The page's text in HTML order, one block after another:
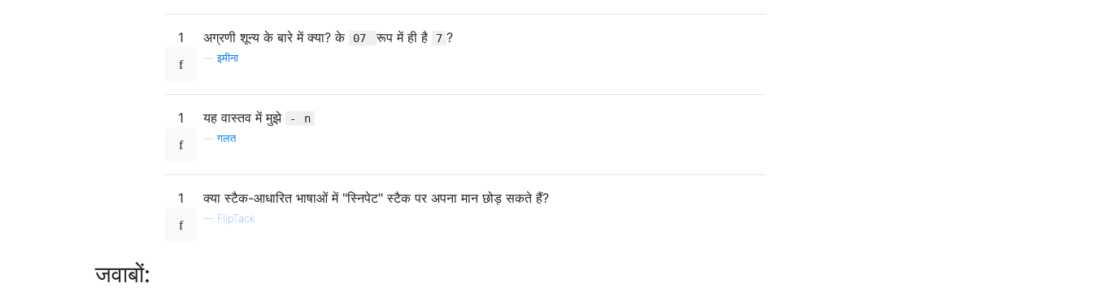
1 अग्रणी शून्य के बारे में क्या? के 07 रूप में ही है 7 ?
—इमीना
1 यह वास्तव में मुझे - n
—गलत
1 क्या स्टैक-आधारित भाषाओं में "स्निपेट" स्टैक पर अपना मान छोड़ सकते हैं?
— FlipTack
जवाबों: